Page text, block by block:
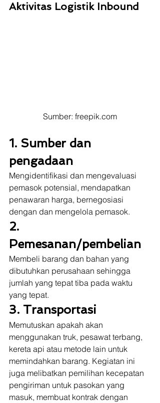
Aktivitas Logistik Inbound
Sumber: freepik.com
1. Sumber dan
pengadaan
Mengidentifikasi dan mengevaluasi
pemasok potensial, mendapatkan
penawaran harga, bernegosiasi
dengan dan mengelola pemasok.
2.
Pemesanan/pembelian
Membeli barang dan bahan yang
dibutuhkan perusahaan sehingga
jumlah yang tepat tiba pada waktu
yang tepat.
3. Transportasi
Memutuskan apakah akan
menggunakan truk, pesawat terbang,
kereta api atau metode lain untuk
memindahkan barang. Kegiatan ini
juga melibatkan pemilihan kecepatan
pengiriman untuk pasokan yang
masuk, membuat kontrak dengan